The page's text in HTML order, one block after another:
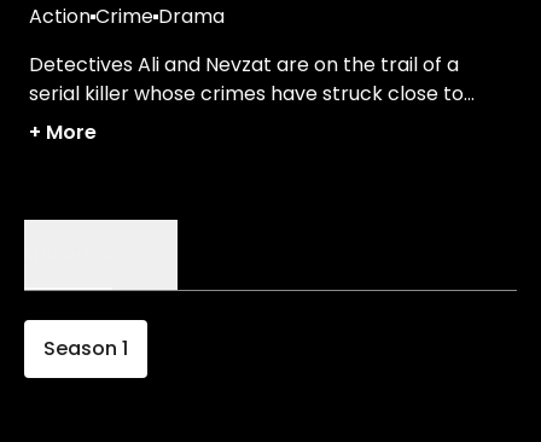
ActionCrime Drama
Detectives Ali and Nevzat are on the trail of a
serial killer whose crimes have struck close to
home.
+ More
Season 1